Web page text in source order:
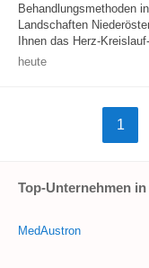
Behandlungsmethoden
Landschaften
Ihnen das Herz-
heute
1
Top-Unternehmen
MedAustron